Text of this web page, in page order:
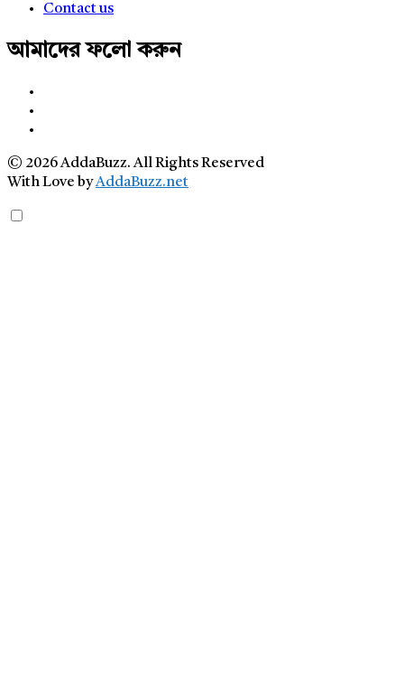
Contact us
আমাদের ফলো করুন
© 2026 AddaBuzz. All Rights Reserved
With Love byAddaBuzz.net